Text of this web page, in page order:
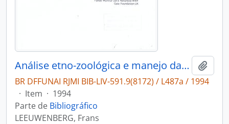
Análise etno-zoológica e manejo da fauna cinegética na reserva indígena Xavante rio das mortes, aldeia Tenitipa, Mato Grosso, Brasil
BR DFFUNAI RJMI BIB-LIV-591.9(8172) / L487a / 1994
· Item · 1994
Parte de Bibliográfico
LEEUWENBERG, Frans